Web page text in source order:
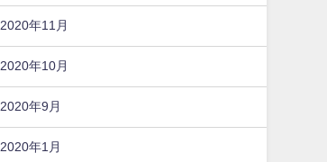
2020年11月
2020年10月
2020年9月
2020年1月